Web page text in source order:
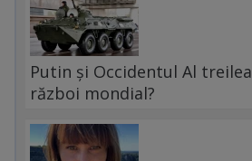
Putin și Occidentul Al treilea
război mondial?